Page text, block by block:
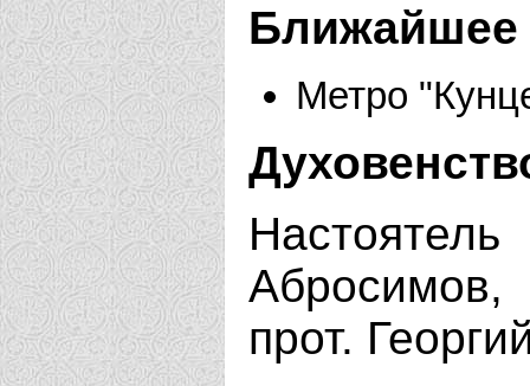
Ближайшее
Метро
прот.